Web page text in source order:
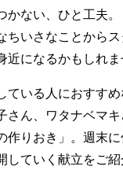
かない、ひと工夫
ちいさなことから
近になるかもしれま
ている人におすす
さん、ワタナベマ
作りおき」。週末
していく献立をご紹